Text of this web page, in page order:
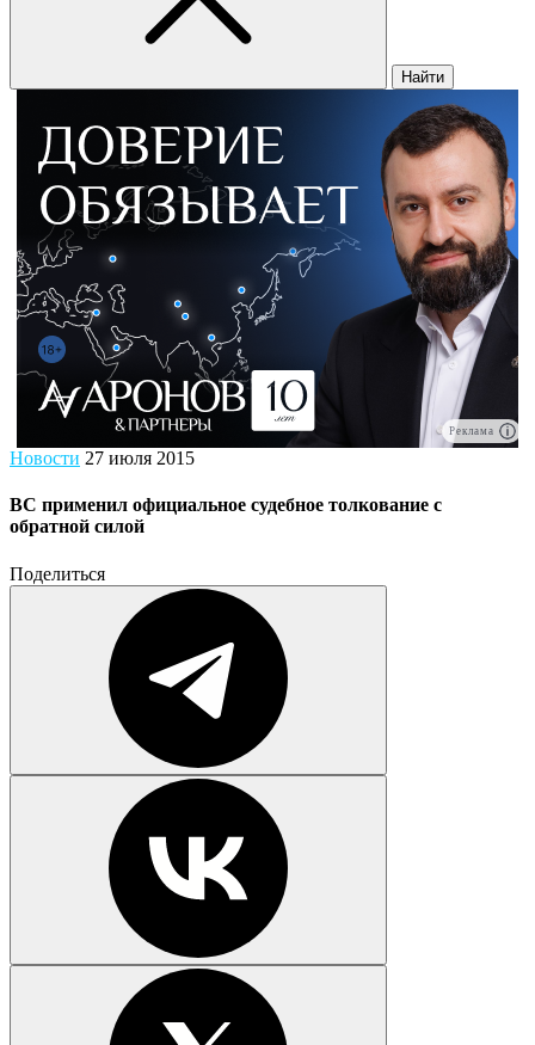
Найти
Реклама
Новости 27 июля 2015
ВС применил официальное судебное толкование с
обратной силой
Поделиться